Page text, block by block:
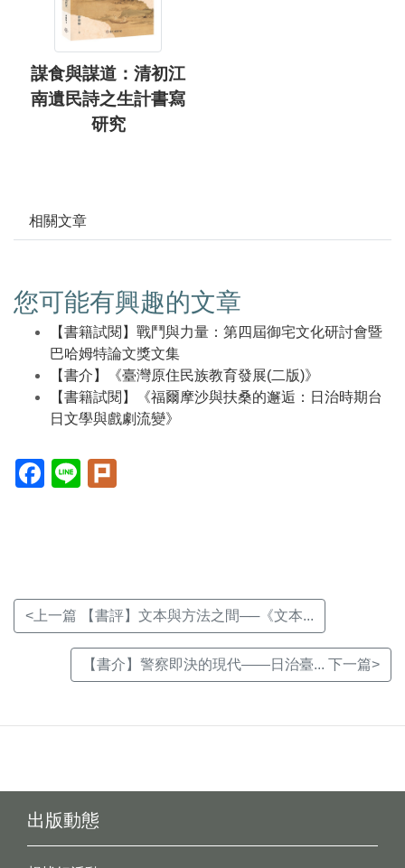
謀食與謀道：清初江
南遺民詩之生計書寫
研究
相關文章
您可能有興趣的文章
【書籍試閱】戰鬥與力量：第四屆御宅文化研討會暨
巴哈姆特論文獎文集
【書介】《臺灣原住民族教育發展(二版)》
【書籍試閱】《福爾摩沙與扶桑的邂逅：日治時期台
日文學與戲劇流變》
Facebook(另
開
Line(另
開
<上一篇 【書評】文本與方法之間──《文本...
【書介】警察即決的現代——日治臺... 下一篇>
出版動態